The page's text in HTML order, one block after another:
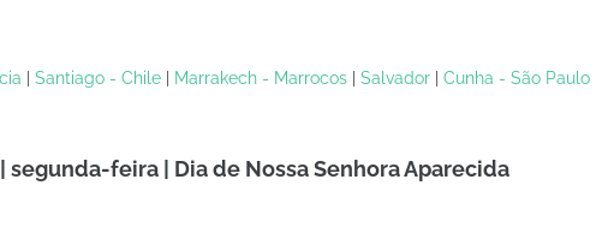
Santiago - Chile Marrakech - Marrocos Salvador Cunha - São Paulo
segunda-feira | Dia de Nossa Senhora Aparecida